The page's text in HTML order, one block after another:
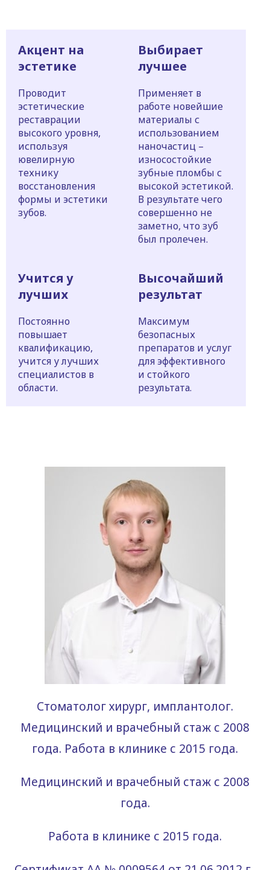
Акцент на
эстетике
Проводит
эстетические
реставрации
высокого уровня,
используя
ювелирную
технику
восстановления
формы и эстетики
зубов.
Выбирает
лучшее
Применяет в
работе новейшие
материалы с
использованием
наночастиц –
износостойкие
зубные пломбы с
высокой эстетикой.
В результате чего
совершенно не
заметно, что зуб
был пролечен.
Учится у
лучших
Постоянно
повышает
квалификацию,
учится у лучших
специалистов в
области.
Высочайший
результат
Максимум
безопасных
препаратов и услуг
для эффективного
и стойкого
результата.
Стоматолог хирург, имплантолог.
Медицинский и врачебный стаж с 2008
года. Работа в клинике с 2015 года.
Медицинский и врачебный стаж с 2008
года.
Работа в клинике с 2015 года.